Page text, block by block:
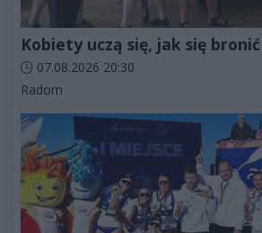
Kobiety uczą się, jak się bronić
Data dodania artykułu:
07.08.2026 20:30
Kategorie artykułu:
Radom